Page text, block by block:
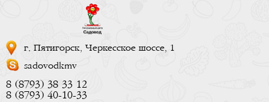
г. Пятигорск, Черкесское шоссе, 1
sadovodkmv
8 (8793) 38 33 12
8 (8793) 40-10-33